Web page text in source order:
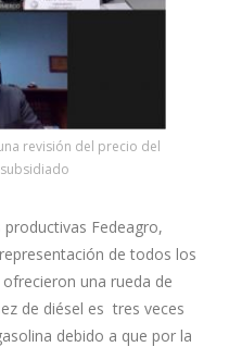
revisión del precio del
Fedeagro,
de todos los
una rueda de
de diésel es tres veces
debido a que por la